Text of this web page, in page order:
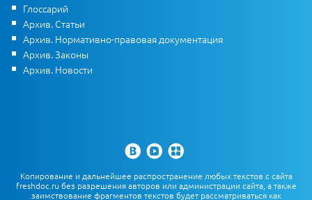
Глоссарий
Архив. Статьи
Архив. Нормативно-правовая документация
Архив. Законы
Архив. Новости
Копирование и дальнейшее распространение любых текстов с сайта
freshdoc.ru без разрешения авторов или администрации сайта, а также
заимствование фрагментов текстов будет рассматриваться как